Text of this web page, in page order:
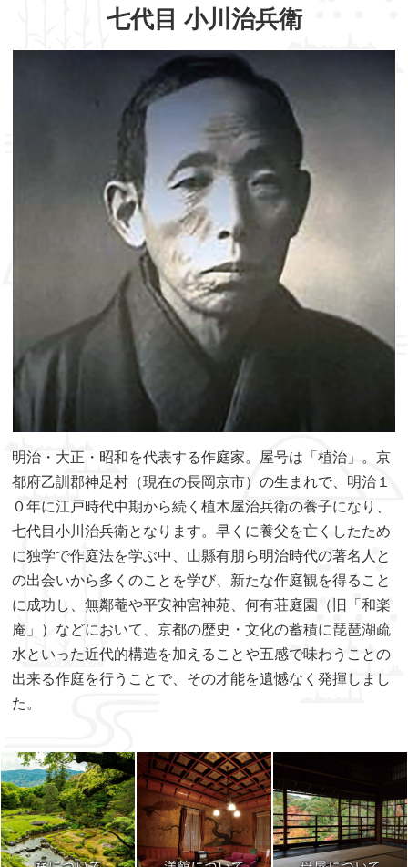
七代目 小川治兵衛
明治・大正・昭和を代表する作庭家。屋号は「植治」。京
都府乙訓郡神足村（現在の長岡京市）の生まれで、明治１
０年に江戸時代中期から続く植木屋治兵衛の養子になり、
七代目小川治兵衛となります。早くに養父を亡くしたため
に独学で作庭法を学ぶ中、山縣有朋ら明治時代の著名人と
の出会いから多くのことを学び、新たな作庭観を得ること
に成功し、無鄰菴や平安神宮神苑、何有荘庭園（旧「和楽
庵」）などにおいて、京都の歴史・文化の蓄積に琵琶湖疏
水といった近代的構造を加えることや五感で味わうことの
出来る作庭を行うことで、その才能を遺憾なく発揮しまし
た。